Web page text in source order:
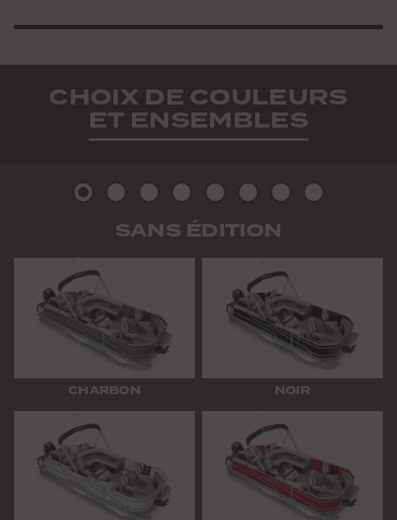
CHOIX DE COULEURS
ET ENSEMBLES
3
4
5
6
7
8
SANS ÉDITION
CHARBON NOIR